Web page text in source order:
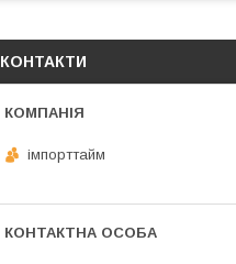
КОНТАКТИ
імпорттайм